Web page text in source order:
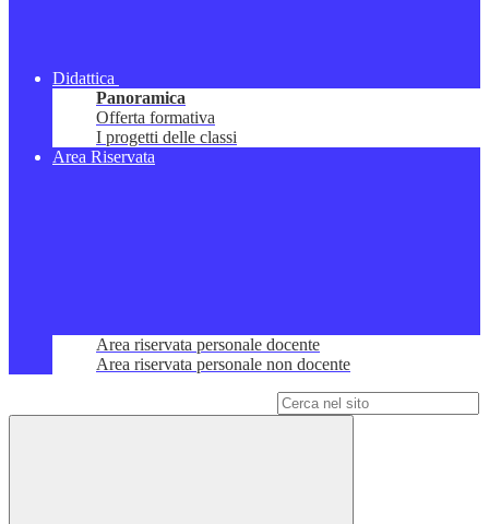
Didattica
Panoramica
Offerta formativa
I progetti delle classi
Area Riservata
Area riservata personale docente
Area riservata personale non docente